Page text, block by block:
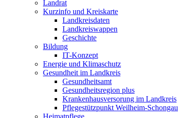
Landrat
Kurzinfo und Kreiskarte
Landkreisdaten
Landkreiswappen
Geschichte
Bildung
IT-Konzept
Energie und Klimaschutz
Gesundheit im Landkreis
Gesundheitsamt
Gesundheitsregion plus
Krankenhausversorung im Landkreis
Pflegestützpunkt Weilheim-Schongau